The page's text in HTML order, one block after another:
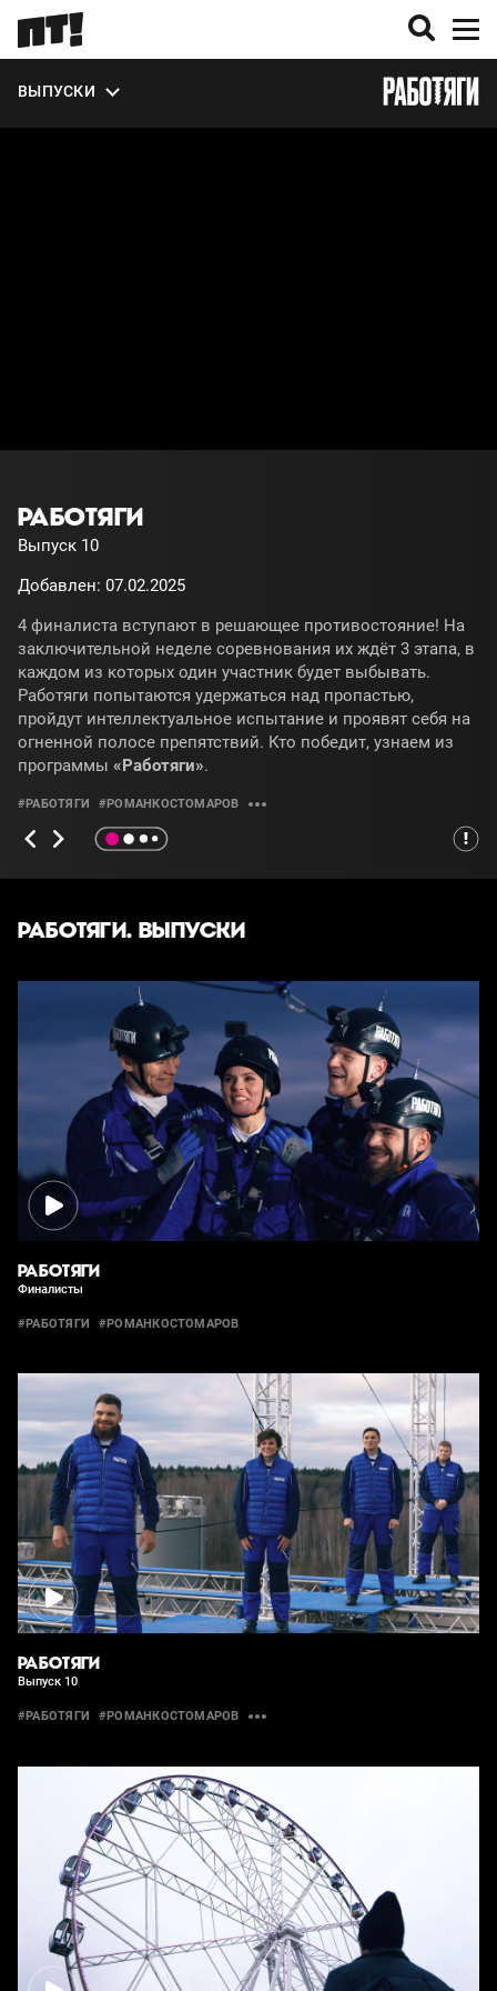
ВЫПУСКИ
О ПРОЕКТЕ
РАБОТЯГИ
Выпуск 10
Добавлен: 07.02.2025
4 финалиста вступают в решающее противостояние! На
заключительной неделе соревнования их ждёт 3 этапа, в
каждом из которых один участник будет выбывать.
Работяги попытаются удержаться над пропастью,
пройдут интеллектуальное испытание и проявят себя на
огненной полосе препятствий. Кто победит, узнаем из
программы «Работяги».
#РАБОТЯГИ #РОМАНКОСТОМАРОВ
РАБОТЯГИ. ВЫПУСКИ
РАБОТЯГИ
Финалисты
#РАБОТЯГИ #РОМАНКОСТОМАРОВ
РАБОТЯГИ
Выпуск 10
#РАБОТЯГИ #РОМАНКОСТОМАРОВ